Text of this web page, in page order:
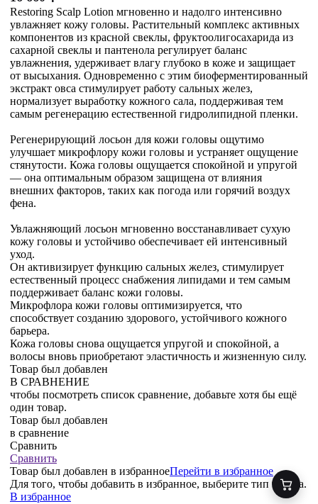
Restoring Scalp Lotion мгновенно и надолго интенсивно
увлажняет кожу головы. Растительный комплекс активных
компонентов из красной свеклы, фруктоолигосахарида из
сахарной свеклы и пантенола регулирует баланс
увлажнения, удерживает влагу глубоко в коже и защищает
от высыхания. Одновременно с этим биоферментированный
экстракт овса стимулирует работу сальных желез,
нормализует выработку кожного сала, поддерживая тем
самым регенерацию естественной гидролипидной пленки.
Регенерирующий лосьон для кожи головы ощутимо
улучшает микрофлору кожи головы и устраняет ощущение
стянутости. Кожа головы ощущается спокойной и упругой
— она оптимальным образом защищена от влияния
внешних факторов, таких как погода или горячий воздух
фена.
Увлажняющий лосьон мгновенно восстанавливает сухую
кожу головы и устойчиво обеспечивает ей интенсивный
уход.
Он активизирует функцию сальных желез, стимулирует
естественный процесс снабжения липидами и тем самым
поддерживает баланс кожи головы.
Микрофлора кожи головы оптимизируется, что
способствует созданию здорового, устойчивого кожного
барьера.
Кожа головы снова ощущается упругой и спокойной, а
волосы вновь приобретают эластичность и жизненную силу.
Товар был добавлен
В СРАВНЕНИЕ
чтобы посмотреть список сравнение, добавьте хотя бы ещё
один товар.
Товар был добавлен
в сравнение
Сравнить
Сравнить
Товар был добавлен в избранноеПерейти в избранное
Для того, чтобы добавить в избранное, выберите тип товара.
В избранное